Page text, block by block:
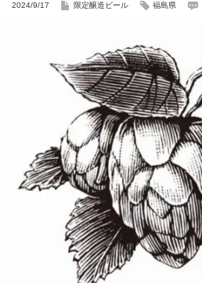
2024/9/17 限定醸造ビール 福島県